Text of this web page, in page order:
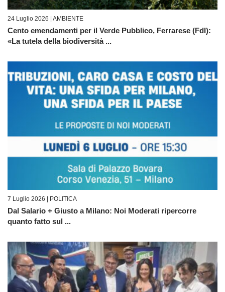
24 Luglio 2026 | AMBIENTE
Cento emendamenti per il Verde Pubblico, Ferrarese (FdI):
«La tutela della biodiversità ...
7 Luglio 2026 | POLITICA
Dal Salario + Giusto a Milano: Noi Moderati ripercorre
quanto fatto sul ...